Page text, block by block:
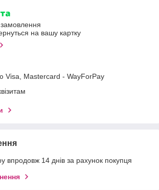
на вашу картку
Visa, Mastercard - WayForPay
впродовж 14 днів за рахунок покупця